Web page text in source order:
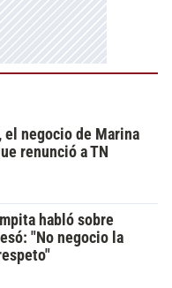
negocio de Marina
renunció a TN
habló sobre
"No negocio la